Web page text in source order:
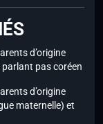
d’origine
parlant pas coréen
d’origine
maternelle) et